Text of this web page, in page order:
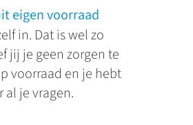
eigen voorraad
in. Dat is wel zo
jij je geen zorgen te
voorraad en je hebt
al je vragen.